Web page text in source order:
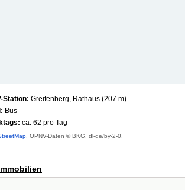
Station: Greifenberg, Rathaus (207 m)
Bus
ca. 62 pro Tag
, ÖPNV-Daten © BKG, dl-de/by-2-0.